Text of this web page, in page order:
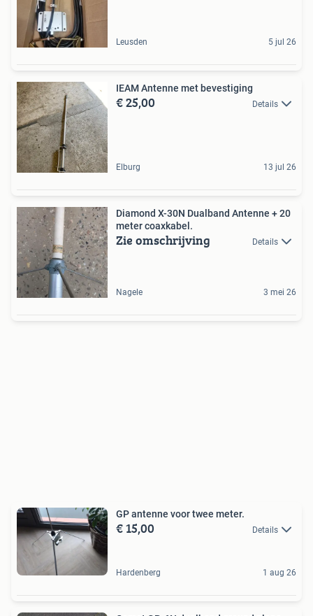
Leusden 5 jul 26
IEAM Antenne met bevestiging
€ 25,00 Details
Elburg 13 jul 26
Diamond X-30N Dualband Antenne + 20
meter coaxkabel.
Zie omschrijving Details
Nagele 3 mei 26
GP antenne voor twee meter.
€ 15,00 Details
Hardenberg 1 aug 26